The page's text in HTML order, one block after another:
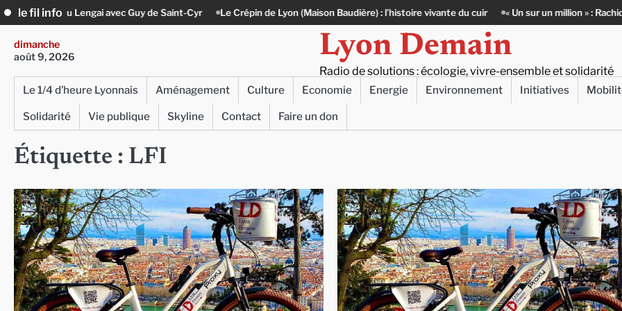
Skip
to
content
le fil info
Saint-Cyr Le Crépin de Lyon (Maison Baudière) : l’histoire vivante du cuir « Un sur un million » : Rachid Azizi, l’homme sous l’uniforme
dimanche
août 9, 2026
Lyon Demain
Radio de solutions : écologie, vivre-ensemble et solidarité
Le 1/4 d’heure Lyonnais Aménagement Culture Economie Energie Environnement Initiatives
Solidarité
Vie publique Skyline Contact Faire un don
Étiquette : LFI